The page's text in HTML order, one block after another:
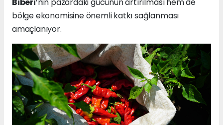
bölge ekonomisine önemli katkı sağlanması
amaçlanıyor.